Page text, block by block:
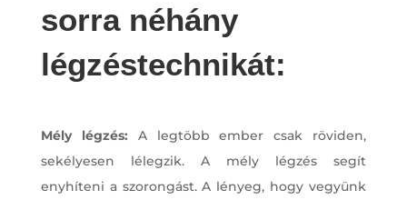
sorra néhány
légzéstechnikát:
Mély légzés: A legtöbb ember csak röviden,
sekélyesen lélegzik. A mély légzés segít
enyhíteni a szorongást. A lényeg, hogy vegyünk